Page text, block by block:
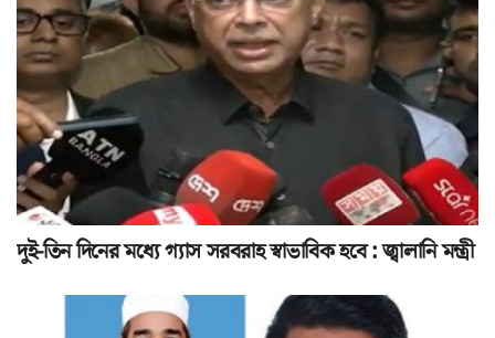
দুই-তিন দিনের মধ্যে গ্যাস সরবরাহ স্বাভাবিক হবে : জ্বালানি মন্ত্রী